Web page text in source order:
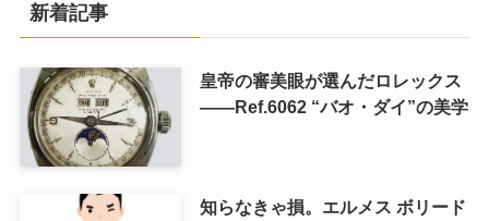
新着記事
皇帝の審美眼が選んだロレックス
――Ref.6062 “バオ・ダイ”の美学
知らなきゃ損。エルメス ボリード